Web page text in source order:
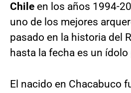
Chile en los años 1994-
uno de los mejores
pasado en la historia del
hasta la fecha es un
El nacido en Chacabuco